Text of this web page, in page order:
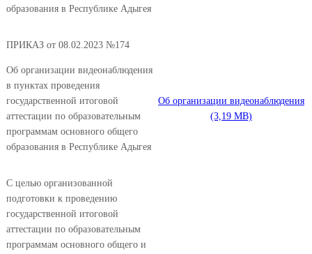
образования в Республике Адыгея
ПРИКАЗ от 08.02.2023 №174
Об организации видеонаблюдения
в пунктах проведения
государственной итоговой
аттестации по образовательным
программам основного общего
образования в Республике Адыгея
Об организации видеонаблюдения
С целью организованной
подготовки к проведению
государственной итоговой
аттестации по образовательным
программам основного общего и